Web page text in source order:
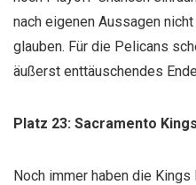
nach eigenen Aussagen
glauben. Für die Pelicans
äußerst enttäuschendes
Platz 23: Sacramento
Noch immer haben die